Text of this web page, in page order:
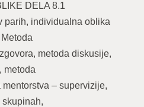
DELA 8.1
parih, individualna oblika
metoda diskusije,
metoda
– supervizije,
skupinah,